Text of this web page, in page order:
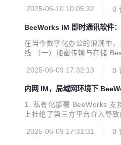
机密等敏感内容不触碰公网
2025-06-10 10:05:32 0
BeeWorks IM 即时通讯软件
在当今数字化办公的浪潮中
线 （一）加密传输与存储
（二）权限管理与审计
2025-06-09 17:32:13 0
内网 IM，局域网环境下
1. 私有化部署 BeeWorks 支
上杜绝了第三方平台介入导
息。 3. 精细化权限管理
2025-06-09 17:31:31 0